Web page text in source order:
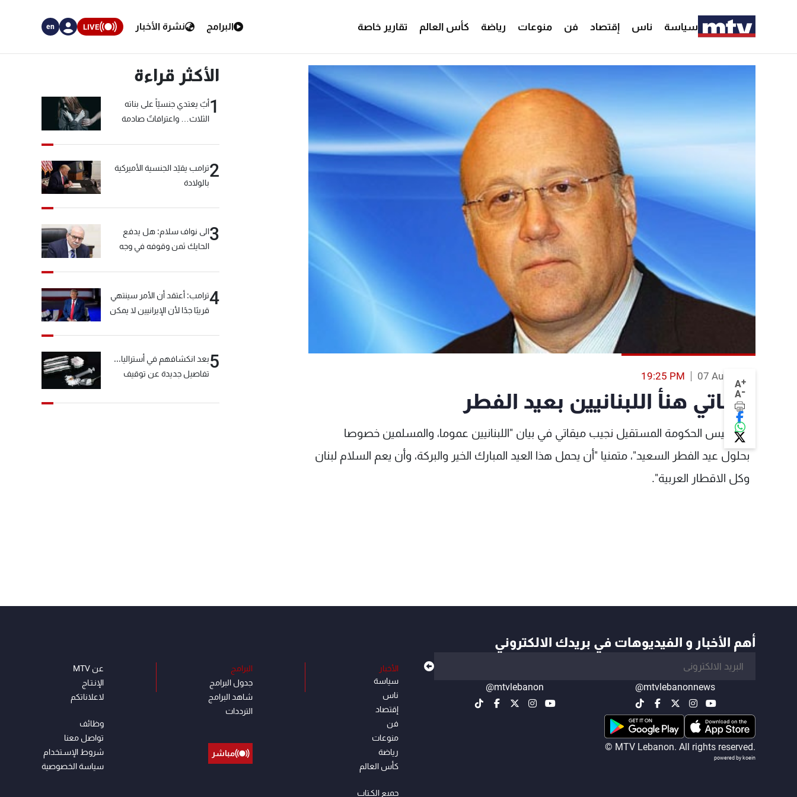
سياسة ناس إقتصاد فن منوعات رياضة كأس العالم تقارير خاصة البرامج نشرة الأخبار LIVE
en
A+
A-
07 Aug 2013
19:25 PM
ميقاتي هنأ اللبنانيين بعيد الفطر
هنأ رئيس الحكومة المستقيل نجيب ميقاتي في بيان "اللبنانيين عموما، والمسلمين خصوصا
بحلول عيد الفطر السعيد"، متمنيا "أن يحمل هذا العيد المبارك الخير والبركة، وأن يعم السلام لبنان
وكل الاقطار العربية".
الأكثر قراءة
1أبٌ يعتدي جنسيّاً على بناته
الثلاث… واعترافاتٌ صادمة
2ترامب يقيّد الجنسية الأميركية
بالولادة
3الى نواف سلام: هل يدفع
الحايك ثمن وقوفه في وجه
4ترامب: أعتقد أن الأمر سينتهي
قريبًا جدًا لأن الإيرانيين لا يمكن
5بعد انكشافهم في أستراليا...
تفاصيل جديدة عن توقيف
أهم الأخبار و الفيديوهات في بريدك الالكتروني
@mtvlebanonnews
@mtvlebanon
© MTV Lebanon. All rights reserved.
powered by koein
الأخبار
سياسة
ناس
إقتصاد
فن
منوعات
رياضة
كأس العالم
جميع الكـتاب
البرامج
جدول البرامج
شاهد البرامج
الترددات
مباشر
عن MTV
الإنـتـاج
لاعلاناتكم
وظائف
تواصل معنا
شروط الإسـتخدام
سياسة الخصوصية